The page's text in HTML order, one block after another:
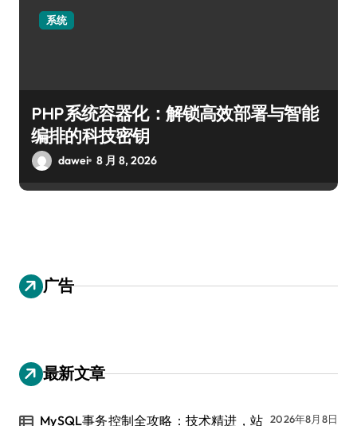
系统
PHP系统容器化：解锁高效部署与智能
编排的科技密钥
dawei 8 月 8, 2026
广告
最新文章
MySQL事务控制全攻略：技术精进，站 2026年8月8日